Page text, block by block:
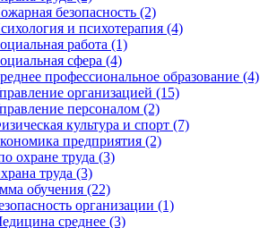
безопасность (2)
и психотерапия (4)
работа (1)
сфера (4)
профессиональное образование (4)
организацией (15)
персоналом (2)
культура и спорт (7)
предприятия (2)
охране труда (3)
труда (3)
обучения (22)
организации (1)
среднее (3)